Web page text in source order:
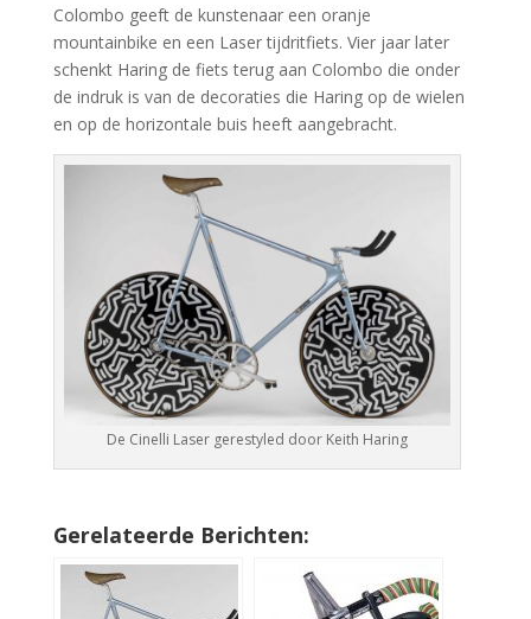
Colombo geeft de kunstenaar een oranje
mountainbike en een Laser tijdritfiets. Vier jaar later
schenkt Haring de fiets terug aan Colombo die onder
de indruk is van de decoraties die Haring op de wielen
en op de horizontale buis heeft aangebracht.
De Cinelli Laser gerestyled door Keith Haring
Gerelateerde Berichten: